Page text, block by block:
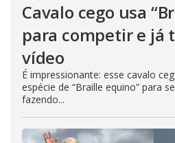
Cavalo cego usa
para competir e já
vídeo
É impressionante: esse cavalo
espécie de “Braille equino” para
fazendo...